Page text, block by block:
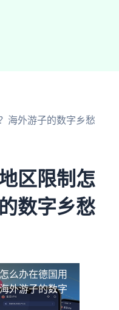
海外游子的数字乡愁
区限制怎
数字乡愁
么办在德国用
外游子的数字